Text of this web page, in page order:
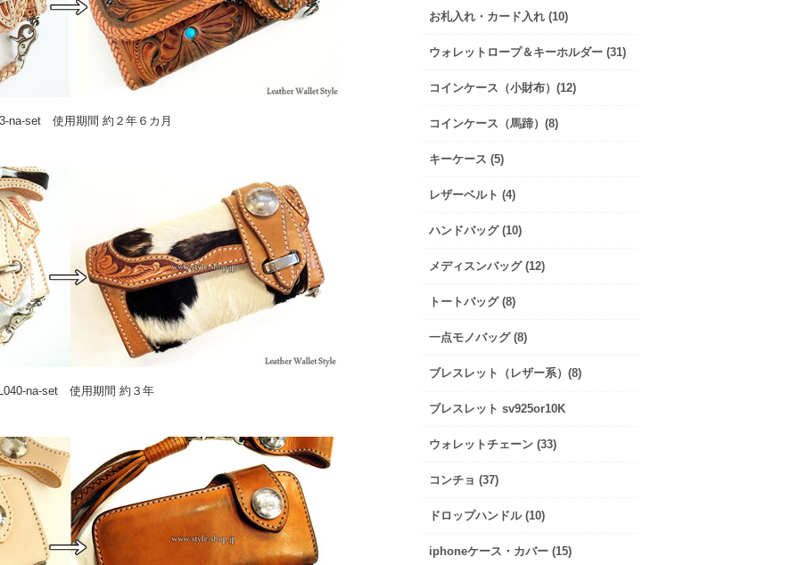
na-set 使用期間 約２年６カ月
na-set 使用期間 約３年
お札入れ・カード入れ (10)
ウォレットロープ＆キーホルダー (31)
コインケース（小財布）(12)
コインケース（馬蹄）(8)
キーケース (5)
レザーベルト (4)
ハンドバッグ (10)
メディスンバッグ (12)
トートバッグ (8)
一点モノバッグ (8)
ブレスレット（レザー系）(8)
ブレスレット sv925or10K
ウォレットチェーン (33)
コンチョ (37)
ドロップハンドル (10)
iphoneケース・カバー (15)